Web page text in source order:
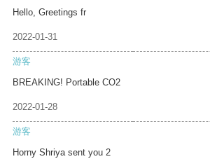
Hello, Greetings fr
2022-01-31
游客
BREAKING! Portable CO2
2022-01-28
游客
Horny Shriya sent you 2